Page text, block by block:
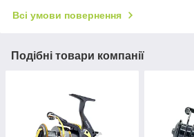
Всі умови повернення
Подібні товари компанії